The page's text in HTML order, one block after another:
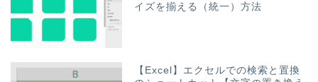
イズを揃える（統一）方法
【Excel】エクセルでの検索と置換